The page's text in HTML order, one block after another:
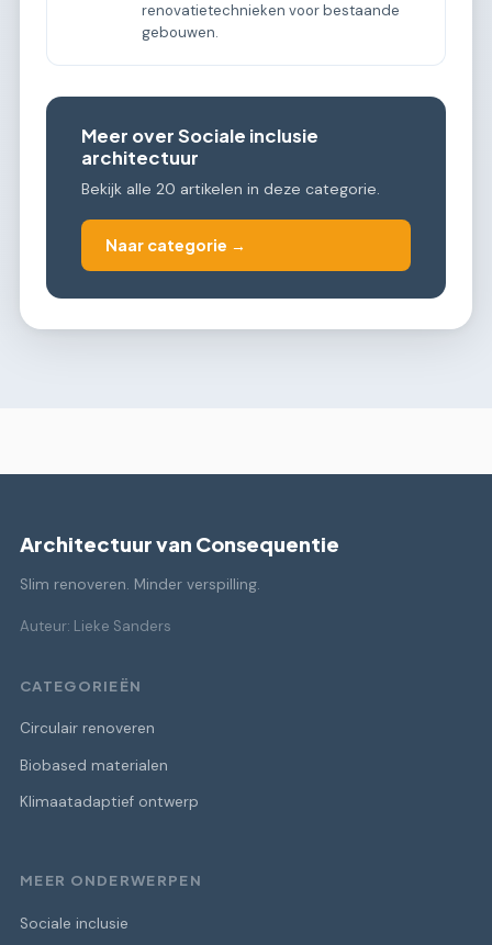
renovatietechnieken voor bestaande
gebouwen.
Meer over Sociale inclusie
architectuur
Bekijk alle 20 artikelen in deze categorie.
Naar categorie →
Architectuur van Consequentie
Slim renoveren. Minder verspilling.
Auteur: Lieke Sanders
CATEGORIEËN
Circulair renoveren
Biobased materialen
Klimaatadaptief ontwerp
MEER ONDERWERPEN
Sociale inclusie